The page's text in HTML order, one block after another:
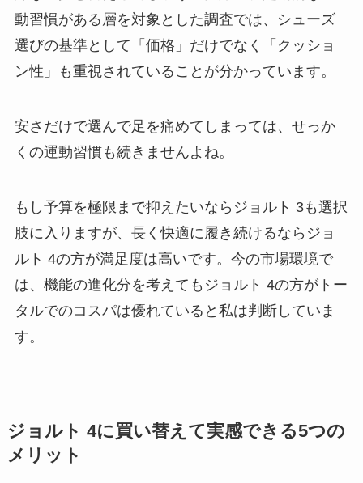
動習慣がある層を対象とした調査では、シューズ
選びの基準として「価格」だけでなく「クッショ
ン性」も重視されていることが分かっています。
安さだけで選んで足を痛めてしまっては、せっか
くの運動習慣も続きませんよね。
もし予算を極限まで抑えたいならジョルト 3も選択
肢に入りますが、長く快適に履き続けるならジョ
ルト 4の方が満足度は高いです。今の市場環境で
は、機能の進化分を考えてもジョルト 4の方がトー
タルでのコスパは優れていると私は判断していま
す。
ジョルト 4に買い替えて実感できる5つの
メリット